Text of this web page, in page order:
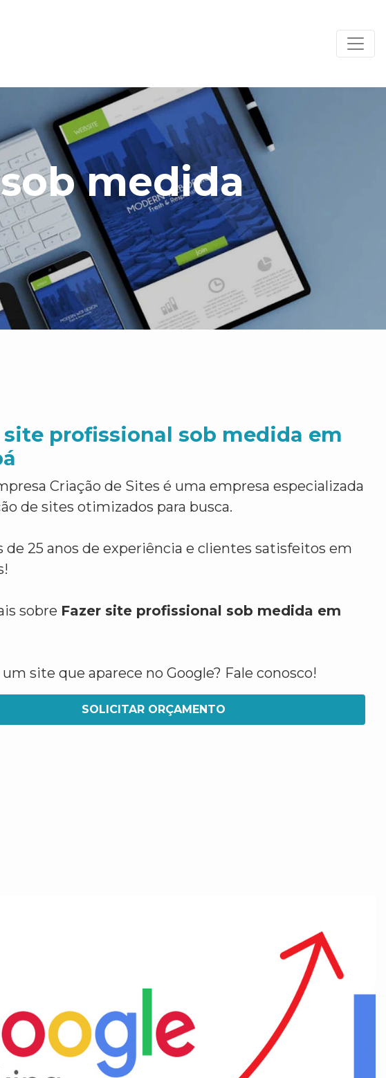
medida
site profissional sob medida em
Criação de Sites é uma empresa especializada
de sites otimizados para busca.
de 25 anos de experiência e clientes satisfeitos em
sobre Fazer site profissional sob medida em
site que aparece no Google? Fale conosco!
SOLICITAR ORÇAMENTO